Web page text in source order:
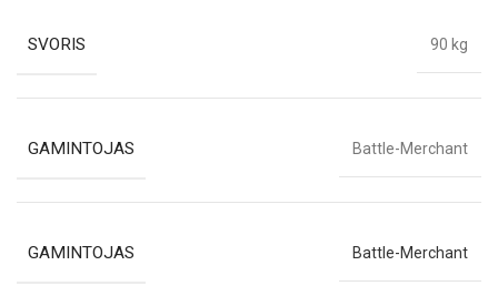
SVORIS 90 kg
GAMINTOJAS Battle-Merchant
GAMINTOJAS Battle-Merchant